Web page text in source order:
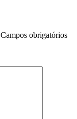
Campos obrigatórios